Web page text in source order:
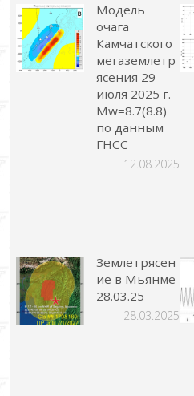
Модель
очага
Камчатского
мегаземлетр
ясения 29
июля 2025 г.
Mw=8.7(8.8)
по данным
ГНСС
12.08.2025
Землетрясен
ие в Мьянме
28.03.25
28.03.2025